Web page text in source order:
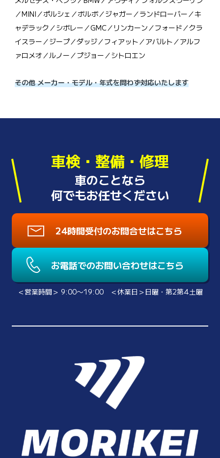
／MINI／ポルシェ／ボルボ／ジャガー／ランドローバー／キ
ャデラック／シボレー／GMC／リンカーン／フォード／クラ
イスラー／ジープ／ダッジ／フィアット／アバルト／アルフ
ァロメオ／ルノー／プジョー／シトロエン
その他 メーカー・モデル・年式を問わず対応いたします
車検・整備・修理
車のことなら
何でもお任せください
24時間受付のお問合せはこちら
お電話でのお問い合わせはこちら
＜営業時間＞ 9:00〜19:00 ＜休業日＞日曜・第2第4土曜